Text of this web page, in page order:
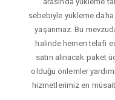
sebebiyle yükleme
yaşanmaz. Bu
halinde hemen telafi
satın alınacak paket
olduğu önlemler
hizmetlerimiz en